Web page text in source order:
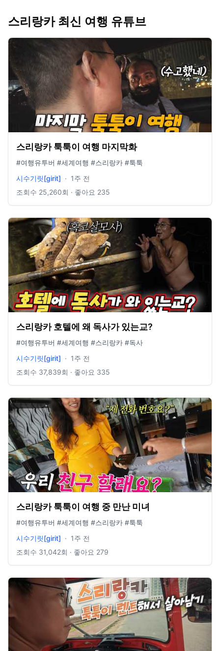
스리랑카 최신 여행 유튜브
스리랑카 툭툭이 여행 마지막화
#여행유투버 #세계여행 #스리랑카 #툭툭
시수기릿[girit] · 1주 전
조회수 25,260회 · 좋아요 235
스리랑카 호텔에 왜 독사가 있는교?
#여행유투버 #세계여행 #스리랑카 #독사
시수기릿[girit] · 1주 전
조회수 37,839회 · 좋아요 335
스리랑카 툭툭이 여행 중 만난 미녀
#여행유투버 #세계여행 #스리랑카 #툭툭
시수기릿[girit] · 1주 전
조회수 31,042회 · 좋아요 279